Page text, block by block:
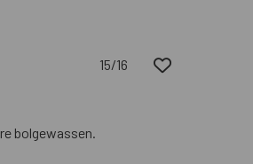
15/16
bolgewassen.